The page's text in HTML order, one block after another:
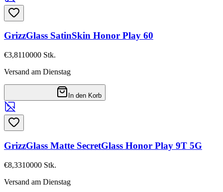
GrizzGlass SatinSkin Honor Play 60
€3,8110000 Stk.
Versand am Dienstag
In den Korb
GrizzGlass Matte SecretGlass Honor Play 9T 5G
€8,3310000 Stk.
Versand am Dienstag